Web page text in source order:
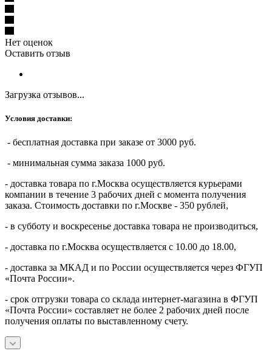
Нет оценок
Оставить отзыв
Загрузка отзывов...
Условия доставки:
- бесплатная доставка при заказе от 3000 руб.
- минимальная сумма заказа 1000 руб.
- доставка товара по г.Москва осуществляется курьерами
компании в течение 3 рабочих дней с момента получения
заказа. Стоимость доставки по г.Москве - 350 рублей,
- в субботу и воскресенье доставка товара не производиться,
- доставка по г.Москва осуществляется с 10.00 до 18.00,
- доставка за МКАД и по России осуществляется через ФГУП
«Почта России».
- срок отгрузки товара со склада интернет-магазина в ФГУП
«Почта России» составляет не более 2 рабочих дней после
получения оплаты по выставленному счету.